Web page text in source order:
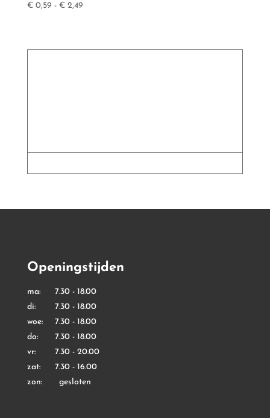
€0,59 - €2,49Prijsklasse:
Openingstijden
ma: 7.30 - 18.00
di: 7.30 - 18.00
woe: 7.30 - 18.00
do: 7.30 - 18.00
vr: 7.30 - 20.00
zat: 7.30 - 16.00
zon: gesloten